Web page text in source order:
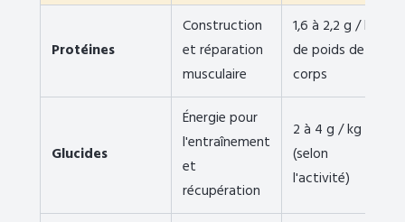
Protéines
Construction
et réparation
musculaire
1,6 à 2,2 g / kg
de poids de
corps
Glucides
Énergie pour
l'entraînement
et
récupération
2 à 4 g / kg
(selon
l'activité)